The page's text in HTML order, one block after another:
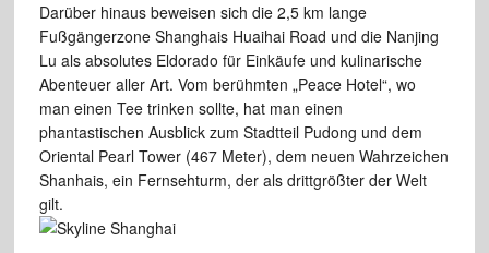
Darüber hinaus beweisen sich die 2,5 km lange
Fußgängerzone Shanghais Huaihai Road und die Nanjing
Lu als absolutes Eldorado für Einkäufe und kulinarische
Abenteuer aller Art. Vom berühmten „Peace Hotel“, wo
man einen Tee trinken sollte, hat man einen
phantastischen Ausblick zum Stadtteil Pudong und dem
Oriental Pearl Tower (467 Meter), dem neuen Wahrzeichen
Shanhais, ein Fernsehturm, der als drittgrößter der Welt
gilt.